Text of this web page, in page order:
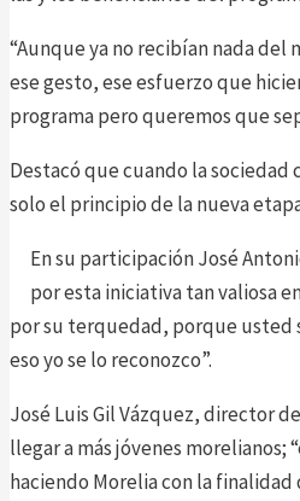
“Aunque ya no recibían nada
ese gesto, ese esfuerzo que
programa pero queremos que
Destacó que cuando la
solo el principio de la nueva
En su participación José
por esta iniciativa tan valiosa
por su terquedad, porque usted
eso yo se lo reconozco”.
José Luis Gil Vázquez, director
llegar a más jóvenes
haciendo Morelia con la